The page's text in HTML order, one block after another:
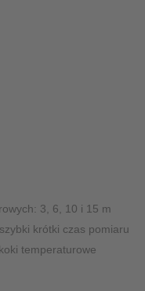
NivuScope 2 – NIVUS
3, 6, 10 i 15 m
krótki czas pomiaru
temperaturowe